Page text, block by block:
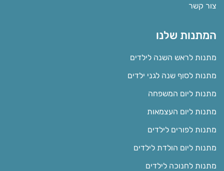
צור קשר
המתנות שלנו
מתנות לראש השנה לילדים
מתנות לסוף שנה לגני ילדים
מתנות ליום המשפחה
מתנות ליום העצמאות
מתנות לפורים לילדים
מתנות ליום הולדת לילדים
מתנות לחנוכה לילדים